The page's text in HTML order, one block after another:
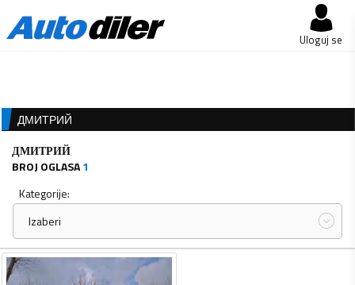
Uloguj se
ДМИТРИЙ
ДМИТРИЙ
BROJ OGLASA1
Kategorije:
Izaberi